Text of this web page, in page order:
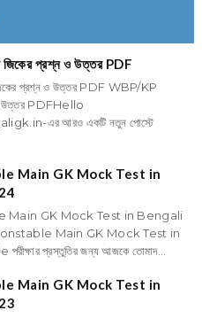
প্রশ্ন ও উত্তর PDF
প্রশ্ন ও উত্তর PDF WBP/KP
উত্তর PDFHello
এর আরও একটি নতুন পোস্টে
Main GK Mock Test in
Main GK Mock Test in Bengali
Main GK Mock Test in
প্রস্তুতির জন্য আজকে তোমাদ...
Main GK Mock Test in